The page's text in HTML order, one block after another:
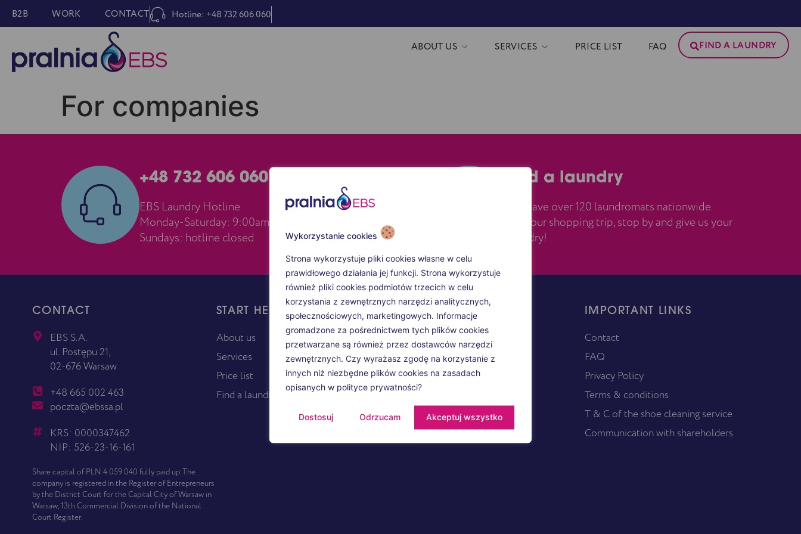
Wykorzystanie cookies
Strona wykorzystuje pliki cookies własne w celu
prawidłowego działania jej funkcji. Strona wykorzystuje
również pliki cookies podmiotów trzecich w celu
korzystania z zewnętrznych narzędzi analitycznych,
społecznościowych, marketingowych. Informacje
gromadzone za pośrednictwem tych plików cookies
przetwarzane są również przez dostawców narzędzi
zewnętrznych. Czy wyrażasz zgodę na korzystanie z
innych niż niezbędne plików cookies na zasadach
opisanych w polityce prywatności?
Dostosuj Odrzucam Akceptuj wszystko
B2B WORK CONTACT Hotline: +48 732 606 060
ABOUT US SERVICES PRICE LIST FAQ FIND A LAUNDRY
For companies
+48 732 606 060
EBS Laundry Hotline
Monday-Saturday: 9:00am-8:00pm
Sundays: hotline closed
find a laundry
We have over 120 laundromats nationwide.
On your shopping trip, stop by and give us your
laundry!
CONTACT
EBS S.A.
ul. Postępu 21,
02-676 Warsaw
+48 665 002 463
poczta@ebssa.pl
KRS: 0000347462
NIP: 526-23-16-161
Share capital of PLN 4 059 040 fully paid up. The
company is registered in the Register of Entrepreneurs
by the District Court for the Capital City of Warsaw in
Warsaw, 13th Commercial Division of the National
Court Register.
START HERE
About us
Services
Price list
Find a laundry
SERVICES
All services
Promotions and EBS Card
Cleaning and care of shoes
Cleaning of leather clothing
IMPORTANT LINKS
Contact
FAQ
Privacy Policy
Terms & conditions
T & C of the shoe cleaning service
Communication with shareholders